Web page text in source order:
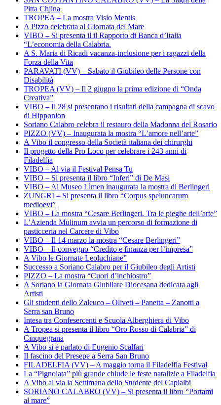
Pitta Chjina
TROPEA – La mostra Visio Mentis
A Pizzo celebrata al Giornata del Mare
VIBO – Si presenta il il Rapporto di Banca d’Italia
“L’economia della Calabria.
A S. Maria di Ricadi vacanza-inclusione per i ragazzi della
Forza della Vita
PARAVATI (VV) – Sabato il Giubileo delle Persone con
Disabilità
TROPEA (VV) – Il 2 giugno la prima edizione di “Onda
Creativa”
VIBO – Il 28 si presentano i risultati della campagna di scavo
di Hipponion
Soriano Calabro celebra il restauro della Madonna del Rosario
PIZZO (VV) – Inaugurata la mostra “L’amore nell’arte”
A Vibo il congresso della Società italiana dei chirurghi
Il progetto della Pro Loco per celebrare i 243 anni di
Filadelfia
VIBO – Al via il Festival Pensa Tu
VIBO – Si presenta il libro “Inferi” di De Masi
VIBO – Al Museo Lìmen inaugurata la mostra di Berlingeri
ZUNGRI – Si presenta il libro “Corpus speluncarum
medioevi”
VIBO – La mostra “Cesare Berlingeri. Tra le pieghe dell’arte”
L’Azienda Mulinum avvia un percorso di formazione di
pasticceria nel Carcere di Vibo
VIBO – Il 14 marzo la mostra “Cesare Berlingeri”
VIBO – Il convegno “Credito e finanza per l’impresa”
A Vibo le Giornate Leoluchiane”
Successo a Soriano Calabro per il Giubileo degli Artisti
PIZZO – La mostra “Cuori d’inchiostro”
A Soriano la Giornata Giubilare Diocesana dedicata agli
Artisti
Gli studenti dello Zaleuco – Oliveti – Panetta – Zanotti a
Serra san Bruno
Intesa tra Confesercenti e Scuola Alberghiera di Vibo
A Tropea si presenta il libro “Oro Rosso di Calabria” di
Cinquegrana
A Vibo si è parlato di Eugenio Scalfari
Il fascino del Presepe a Serra San Bruno
FILADELFIA (VV) – A maggio torna il Filadelfia Festival
La “Pignolata” più grande chiude le feste natalizie a Filadelfia
A Vibo al via la Settimana dello Studente del Capialbi
SORIANO CALABRO (VV) – Si presenta il libro “Portami
al mare”